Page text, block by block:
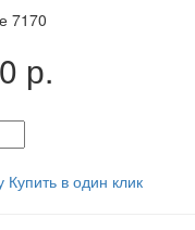
7170
р.
Купить в один клик